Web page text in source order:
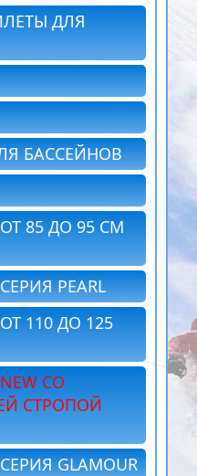
ДЛЯ
БАССЕЙНОВ
85 ДО 95 СМ
PEARL
110 ДО 125
СО
СТРОПОЙ
GLAMOUR